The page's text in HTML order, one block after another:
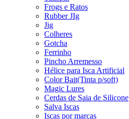
Frogs e Ratos
Rubber JIg
Jig
Colheres
Gotcha
Ferrinho
Pincho Arremesso
Hélice para Isca Artificial
Color Bait(Tinta p/soft)
Magic Lures
Cerdas de Saia de Silicone
Salva Iscas
Iscas por marcas